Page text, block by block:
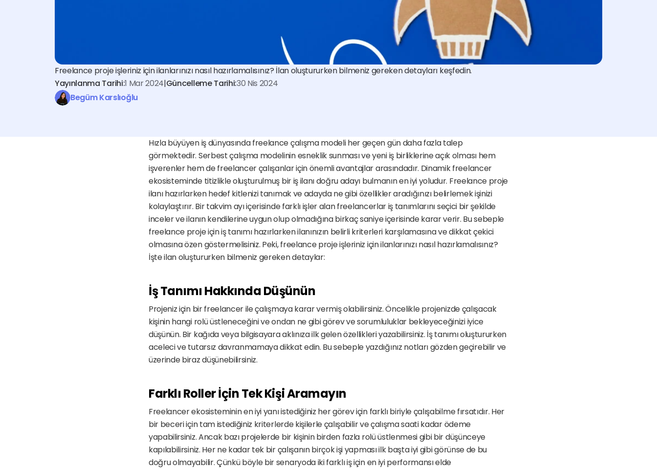
Freelance proje işleriniz için ilanlarınızı nasıl hazırlamalısınız? İlan oluştururken bilmeniz gereken detayları keşfedin.
Yayınlanma Tarihi:1 Mar 2024|Güncelleme Tarihi:30 Nis 2024
Begüm Karslıoğlu
Hızla büyüyen iş dünyasında freelance çalışma modeli her geçen gün daha fazla talep
görmektedir. Serbest çalışma modelinin esneklik sunması ve yeni iş birliklerine açık olması hem
işverenler hem de freelancer çalışanlar için önemli avantajlar arasındadır. Dinamik freelancer
ekosisteminde titizlikle oluşturulmuş bir iş ilanı doğru adayı bulmanın en iyi yoludur. Freelance proje
ilanı hazırlarken hedef kitlenizi tanımak ve adayda ne gibi özellikler aradığınızı belirlemek işinizi
kolaylaştırır. Bir takvim ayı içerisinde farklı işler alan freelancerlar iş tanımlarını seçici bir şekilde
inceler ve ilanın kendilerine uygun olup olmadığına birkaç saniye içerisinde karar verir. Bu sebeple
freelance proje için iş tanımı hazırlarken ilanınızın belirli kriterleri karşılamasına ve dikkat çekici
olmasına özen göstermelisiniz. Peki, freelance proje işleriniz için ilanlarınızı nasıl hazırlamalısınız?
İşte ilan oluştururken bilmeniz gereken detaylar:
İş Tanımı Hakkında Düşünün
Projeniz için bir freelancer ile çalışmaya karar vermiş olabilirsiniz. Öncelikle projenizde çalışacak
kişinin hangi rolü üstleneceğini ve ondan ne gibi görev ve sorumluluklar bekleyeceğinizi iyice
düşünün. Bir kağıda veya bilgisayara aklınıza ilk gelen özellikleri yazabilirsiniz. İş tanımı oluştururken
aceleci ve tutarsız davranmamaya dikkat edin. Bu sebeple yazdığınız notları gözden geçirebilir ve
üzerinde biraz düşünebilirsiniz.
Farklı Roller İçin Tek Kişi Aramayın
Freelancer ekosisteminin en iyi yanı istediğiniz her görev için farklı biriyle çalışabilme fırsatıdır. Her
bir beceri için tam istediğiniz kriterlerde kişilerle çalışabilir ve çalışma saati kadar ödeme
yapabilirsiniz. Ancak bazı projelerde bir kişinin birden fazla rolü üstlenmesi gibi bir düşünceye
kapılabilirsiniz. Her ne kadar tek bir çalışanın birçok işi yapması ilk başta iyi gibi görünse de bu
doğru olmayabilir. Çünkü böyle bir senaryoda iki farklı iş için en iyi performansı elde